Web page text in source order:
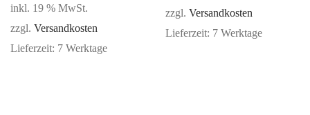
inkl. 19 % MwSt.
zzgl. Versandkosten
Lieferzeit: 7 Werktage
zzgl. Versandkosten
Lieferzeit: 7 Werktage